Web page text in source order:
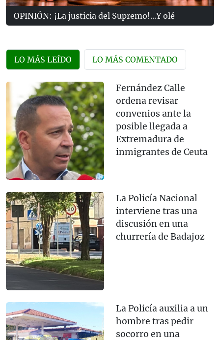
OPINIÓN: ¡La justicia del Supremo!...Y olé
LO MÁS LEÍDO LO MÁS COMENTADO
Fernández Calle
ordena revisar
convenios ante la
posible llegada a
Extremadura de
inmigrantes de Ceuta
La Policía Nacional
interviene tras una
discusión en una
churrería de Badajoz
La Policía auxilia a un
hombre tras pedir
socorro en una